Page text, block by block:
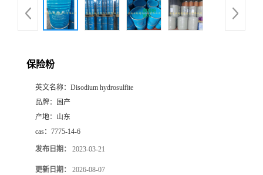
保险粉
英文名称： Disodium hydrosulfite
品牌：
国产
产地： 山东
cas： 7775-14-6
发布日期： 2023-03-21
更新日期： 2026-08-07